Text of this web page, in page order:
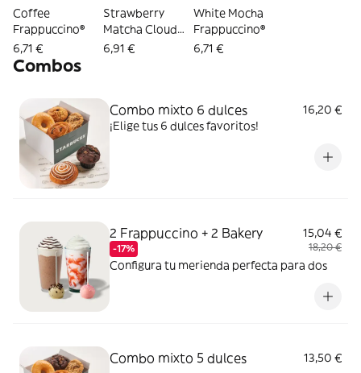
Coffee
Frappuccino®
6,71 €
Strawberry
Matcha Cloud
Frappuccino
6,91 €
White Mocha
Frappuccino®
6,71 €
Combos
Combo mixto 6 dulces
16,20 €
¡Elige tus 6 dulces favoritos!
2 Frappuccino + 2 Bakery
-17%
15,04 €
18,20 €
Configura tu merienda perfecta para dos
Combo mixto 5 dulces 13,50 €